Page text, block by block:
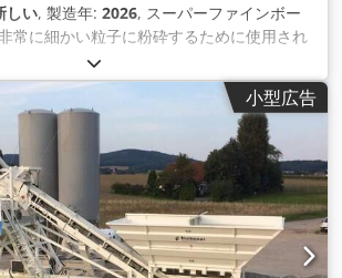
しい, 製造年: 2026, スーパーファインボー
常に細かい粒子に粉砕するために使用され
。このタイプのボールミルは、コンタ ミネ
摩耗が少ないため、特に硬い材料の処理に
品、鉱物、顔料、化学薬品など様々な産業
子を製造するために一般的に使用されてい
ダー用超微粉ボールミルの主な特徴と注意
1.高い粉砕効率：超微粉ボールミルは、比
粉砕メディアを使用することで、粉砕表面
粉砕効率を達成 するように設計されていま
転数、温度、粉砕時間などのパラメータを
システムが装備されていることが多く、粒
小型広告